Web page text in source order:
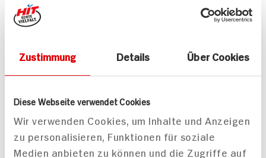
Zustimmung Details Über Cookies
Diese Webseite verwendet Cookies
Wir verwenden Cookies, um Inhalte und Anzeigen
zu personalisieren, Funktionen für soziale
Medien anbieten zu können und die Zugriffe auf
Parmaschinken an
Salbeibutter mit
Weißwein-Sauce
80 min
Leicht
Seeteufel mit
Bratkartoffeln und